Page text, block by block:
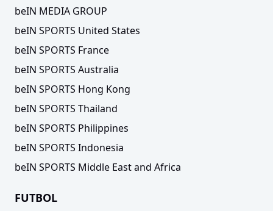
beIN MEDIA GROUP
beIN SPORTS United States
beIN SPORTS France
beIN SPORTS Australia
beIN SPORTS Hong Kong
beIN SPORTS Thailand
beIN SPORTS Philippines
beIN SPORTS Indonesia
beIN SPORTS Middle East and Africa
FUTBOL